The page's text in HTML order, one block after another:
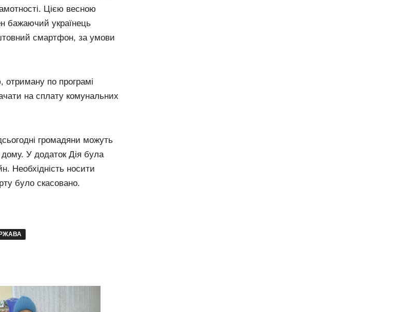
Цією весною
бажаючий українець
смартфон, за умови
отриману по програмі
на сплату комунальних
громадяни можуть
У додаток Дія була
Необхідність носити
було скасовано.